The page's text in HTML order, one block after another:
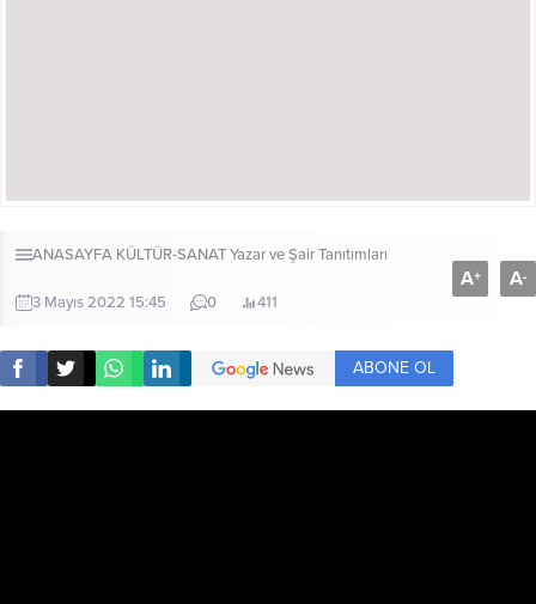
ANASAYFA KÜLTÜR-SANATYazar ve Şair Tanıtımları
3 Mayıs 2022 15:45 0 411
A+ A-
ABONE OL